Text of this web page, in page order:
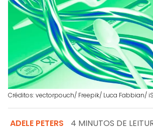
Créditos: vectorpouch/ Freepik/ Luca Fabbian/
ADELE PETERS 4 MINUTOS DE